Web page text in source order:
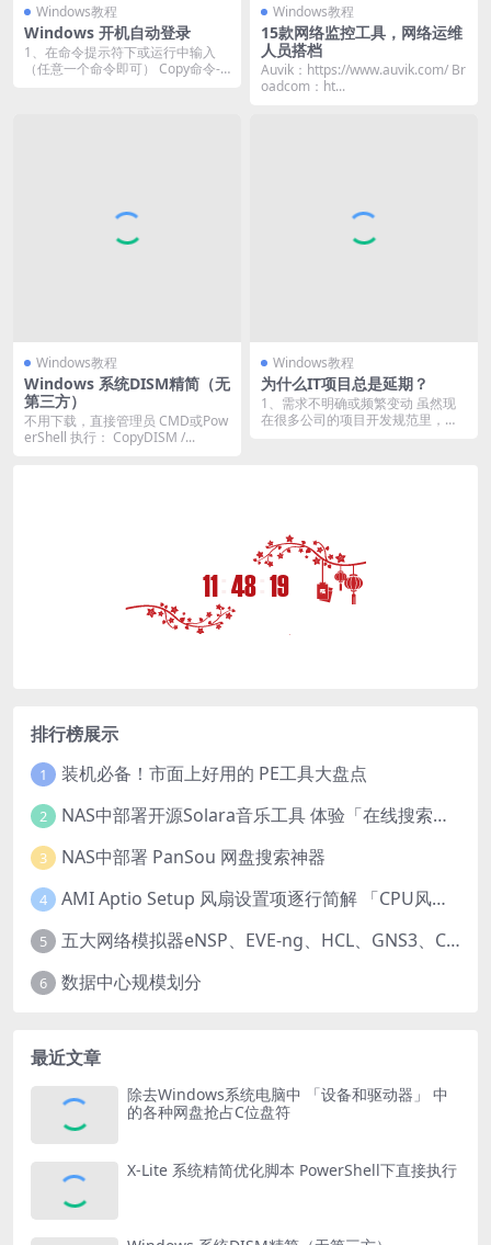
Windows教程
Windows 开机自动登录
1、在命令提示符下或运行中输入
（任意一个命令即可） Copy命令-1
Windows教程
15款网络监控工具，网络运维
人员搭档
Auvik：https://www.auvik.com/ Br
oadcom：ht...
Windows教程
Windows 系统DISM精简（无
第三方）
不用下载，直接管理员 CMD或Pow
erShell 执行： CopyDISM /...
Windows教程
为什么IT项目总是延期？
1、需求不明确或频繁变动 虽然现
在很多公司的项目开发规范里，都
11 48 19
排行榜展示
1 装机必备！市面上好用的 PE工具大盘点
2 NAS中部署开源Solara音乐工具 体验「在线搜索播放、自带歌词解析、多码率下载、纯净听歌」
3 NAS中部署 PanSou 网盘搜索神器
4 AMI Aptio Setup 风扇设置项逐行简解 「CPU风扇、SYS风扇设置项实用简解」
5 五大网络模拟器eNSP、EVE-ng、HCL、GNS3、Cisco Packet Tracer
6 数据中心规模划分
最近文章
除去Windows系统电脑中 「设备和驱动器」 中
的各种网盘抢占C位盘符
X-Lite 系统精简优化脚本 PowerShell下直接执行